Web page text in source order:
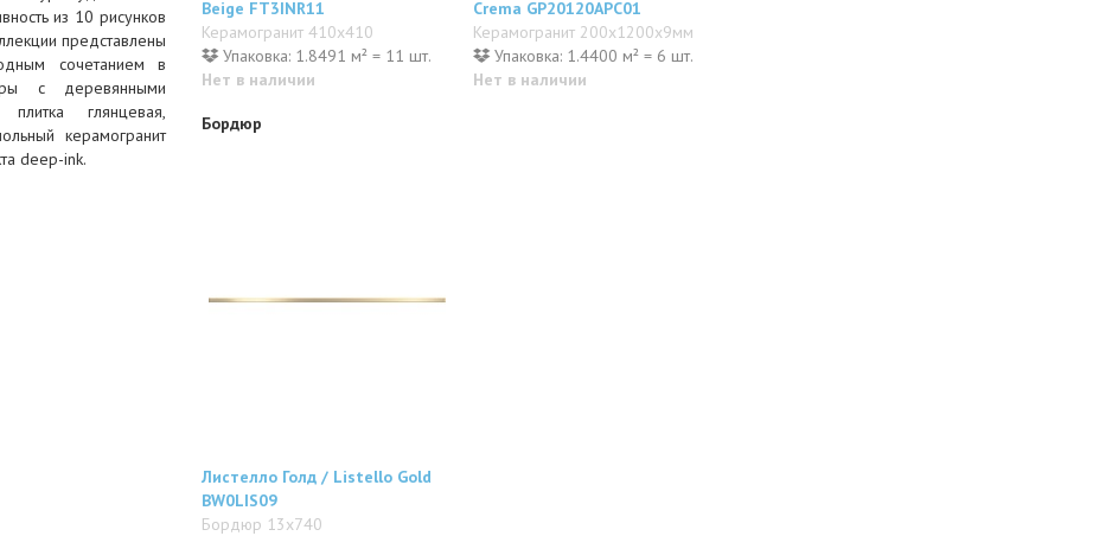
из 10 рисунков
представлены
сочетанием в
с деревянными
глянцевая,
керамогранит
deep-ink.
Beige FT3INR11
Керамогранит 410x410
Упаковка: 1.8491 м² = 11 шт.
Нет в наличии
Crema GP20120APC01
Керамогранит 200x1200x9мм
Упаковка: 1.4400 м² = 6 шт.
Нет в наличии
Бордюр
Листелло Голд / Listello Gold
BW0LIS09
Бордюр 13x740